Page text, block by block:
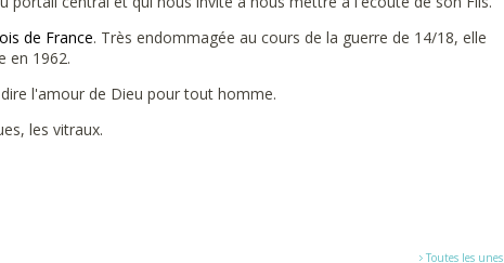
de France. Très endommagée au cours de la guerre de 14/18, elle
en 1962.
l'amour de Dieu pour tout homme.
les vitraux.
Toutes les unes